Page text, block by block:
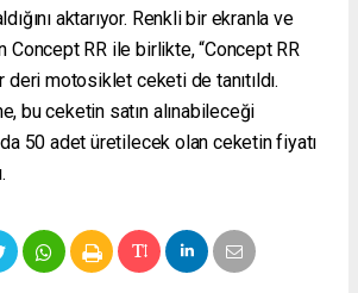
aktarıyor. Renkli bir ekranla ve
Concept RR ile birlikte, “Concept RR
deri motosiklet ceketi de tanıtıldı.
bu ceketin satın alınabileceği
50 adet üretilecek olan ceketin fiyatı